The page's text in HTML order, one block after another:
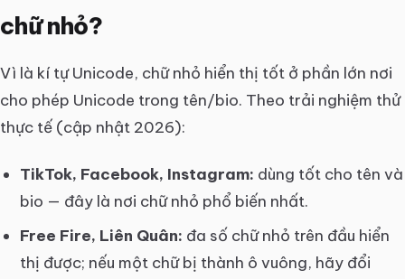
chữ nhỏ?
Vì là kí tự Unicode, chữ nhỏ hiển thị tốt ở phần lớn nơi
cho phép Unicode trong tên/bio. Theo trải nghiệm thử
thực tế (cập nhật 2026):
TikTok, Facebook, Instagram: dùng tốt cho tên và
bio — đây là nơi chữ nhỏ phổ biến nhất.
Free Fire, Liên Quân: đa số chữ nhỏ trên đầu hiển
thị được; nếu một chữ bị thành ô vuông, hãy đổi